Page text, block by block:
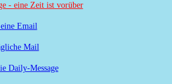
- eine Zeit ist vorüber
Email
Mail
Daily-Message